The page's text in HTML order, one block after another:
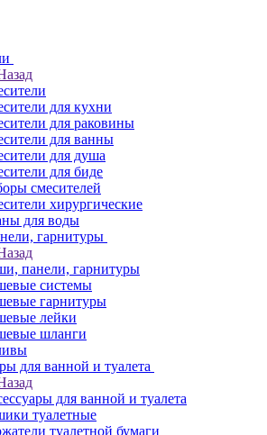
для кухни
для раковины
для ванны
для душа
для биде
смесителей
хирургические
для воды
гарнитуры
панели, гарнитуры
системы
гарнитуры
лейки
шланги
для ванной и туалета
для ванной и туалета
туалетные
туалетной бумаги